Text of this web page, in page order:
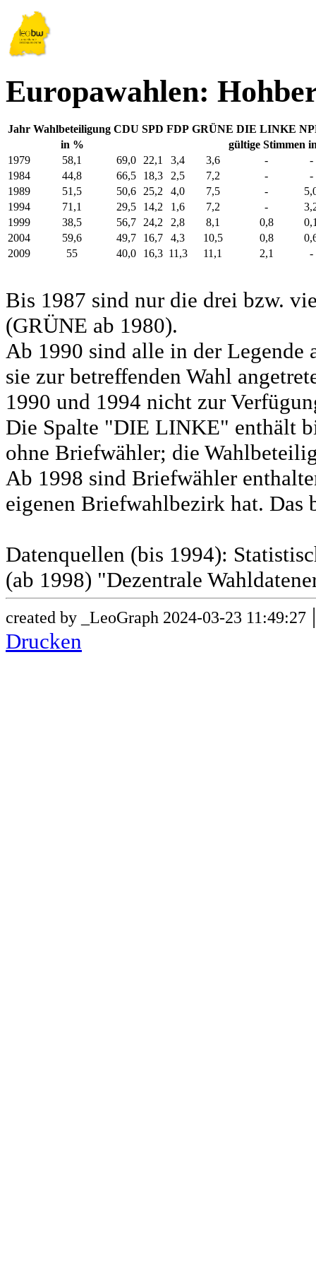
Europawahlen:
Jahr Wahlbeteiligung CDU SPD FDP GRÜNE DIE LINKE
in %
gültige Stimmen
1979
58,1 69,0 22,1 3,4 3,6 -
-
1984
44,8 66,5 18,3 2,5 7,2 -
-
1989
51,5 50,6 25,2 4,0 7,5 -
1994
71,1 29,5 14,2 1,6 7,2 -
1999
38,5 56,7 24,2 2,8 8,1 0,8
2004
59,6 49,7 16,7 4,3 10,5 0,8
2009
55 40,0 16,3 11,3 11,1 2,1 -
Bis 1987 sind nur die drei bzw.
(GRÜNE ab 1980).
Ab 1990 sind alle in der Legende
sie zur betreffenden Wahl
1990 und 1994 nicht zur
Die Spalte "DIE LINKE" enthält
ohne Briefwähler; die
Ab 1998 sind Briefwähler
eigenen Briefwahlbezirk hat.
Datenquellen (bis 1994):
(ab 1998) "Dezentrale
created by _LeoGraph 2024-03-23 11:49:27
Drucken